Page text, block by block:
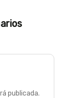
publicada.